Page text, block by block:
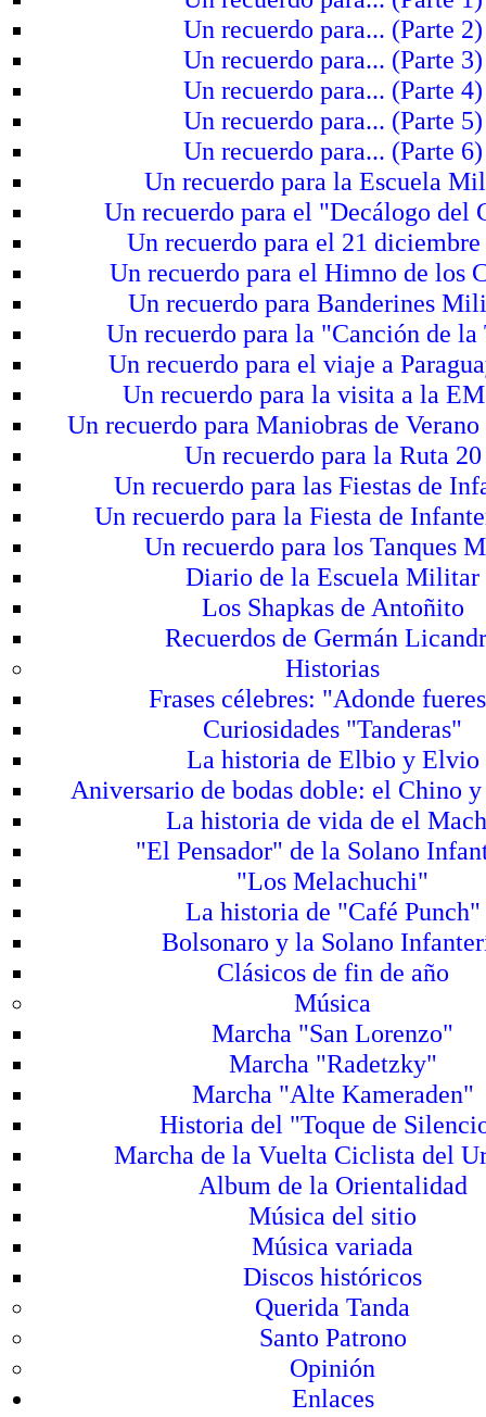
Un recuerdo para... (Parte 2)
Un recuerdo para... (Parte 3)
Un recuerdo para... (Parte 4)
Un recuerdo para... (Parte 5)
Un recuerdo para... (Parte 6)
Un recuerdo para la Escuela
Un recuerdo para el "Decálogo del
Un recuerdo para el 21 diciembre
Un recuerdo para el Himno de los
Un recuerdo para Banderines
Un recuerdo para la "Canción de la
Un recuerdo para el viaje a
Un recuerdo para la visita a la
Un recuerdo para Maniobras de
Un recuerdo para la Ruta 20
Un recuerdo para las Fiestas de
Un recuerdo para la Fiesta de
Un recuerdo para los Tanques
Diario de la Escuela Militar
Los Shapkas de Antoñito
Recuerdos de Germán
Historias
Frases célebres: "Adonde
Curiosidades "Tanderas"
La historia de Elbio y Elvio
Aniversario de bodas doble: el Chino
La historia de vida de el
"El Pensador" de la Solano
"Los Melachuchi"
La historia de "Café Punch"
Bolsonaro y la Solano
Clásicos de fin de año
Música
Marcha "San Lorenzo"
Marcha "Radetzky"
Marcha "Alte Kameraden"
Historia del "Toque de
Marcha de la Vuelta Ciclista del
Album de la Orientalidad
Música del sitio
Música variada
Discos históricos
Querida Tanda
Santo Patrono
Opinión
Enlaces